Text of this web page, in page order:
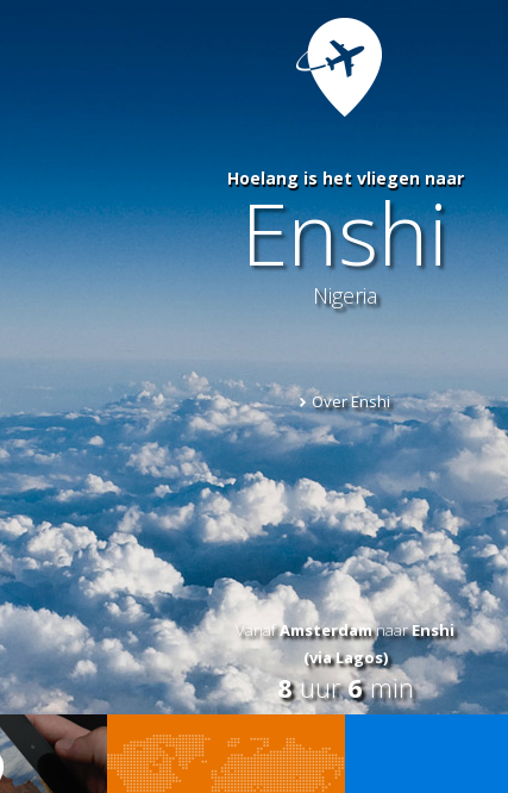
Hoelang is het vliegen naar
Enshi
Nigeria
Over Enshi
VanafAmsterdamnaarEnshi
(via Lagos)
8uur6min